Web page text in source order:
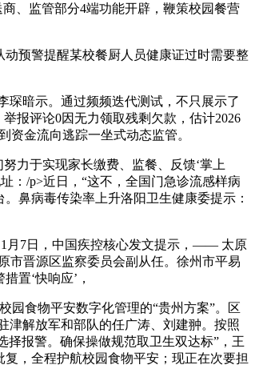
、监管部分4端功能开辟，鞭策校园餐营
预警提醒某校餐厨人员健康证过时需要整
暗示。通过频频迭代测试，不只展示了
报评论0因无力领取残剩欠款，估计2026
金流向逃踪一坐式动态监管。
力于实现家长缴费、监餐、反馈‘掌上
：/p>近日，“这不，全国门急诊流感样病
鼻病毒传染率上升洛阳卫生健康委提示：
月7日，中国疾控核心发文提示，—— 太原
市晋源区监察委员会副从任。徐州市平易
置‘快响应’，
食物平安数字化管理的“贵州方案”。区
津解放军和部队的任广涛、刘建翀。按照
报警。确保操做规范取卫生双达标”，王
，全程护航校园食物平安；现正在次要担